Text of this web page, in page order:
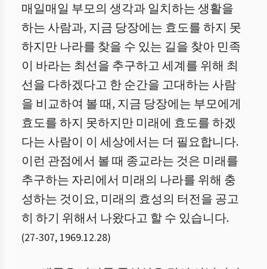
매일매일 부모의 생각과 일치하는 생활을
하는 사람과, 지금 당장에는 효도를 하지 못
하지만 나라를 찾을 수 있는 길을 찾아 민족
이 바라는 최선을 추구하고 세계를 위해 최
선을 다하겠다고 한 순간을 고대하는 사람
을 비교하여 볼 때, 지금 당장에는 부모에게
효도를 하지 못하지만 미래에 효도를 하겠
다는 사람이 이 세상에서는 더 필요합니다.
이런 관점에서 볼 때 종교라는 것은 미래를
추구하는 자리에서 미래의 나라를 위해 충
성하는 것이요, 미래의 효성의 터전을 공고
히 하기 위해서 나왔다고 할 수 있습니다.
(27-307, 1969.12.28)